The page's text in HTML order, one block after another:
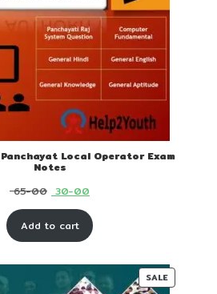
Panchayat Local Operator Exam
Notes
65-00 Original
price
was:
00.
30-00Current
price
is:
00.
Add to cart
SALE